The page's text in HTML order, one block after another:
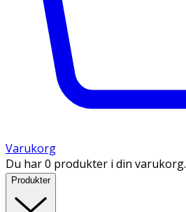
Varukorg
Du har 0 produkter i din varukorg.
Produkter